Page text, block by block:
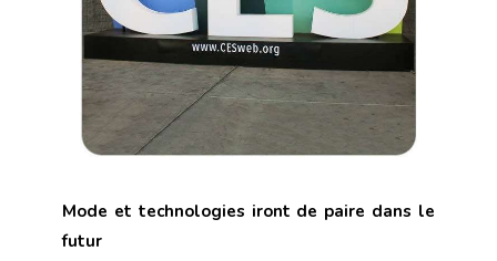
Mode et technologies iront de paire dans le
futur